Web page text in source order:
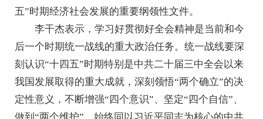
五”时期经济社会发展的重要纲领性文件。
李干杰表示，学习好贯彻好全会精神是当前和今
后一个时期统一战线的重大政治任务。统一战线要深
刻认识“十四五”时期特别是中共二十届三中全会以来
我国发展取得的重大成就，深刻领悟“两个确立”的决
定性意义，不断增强“四个意识”、坚定“四个自信”、